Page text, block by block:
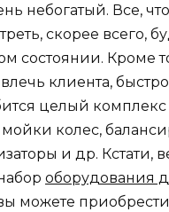
небогатый. Все,
скорее всего,
состоянии. Кроме
клиента, быстро
целый комплекс
колес,
и др. Кстати,
оборудования
можете приобрести